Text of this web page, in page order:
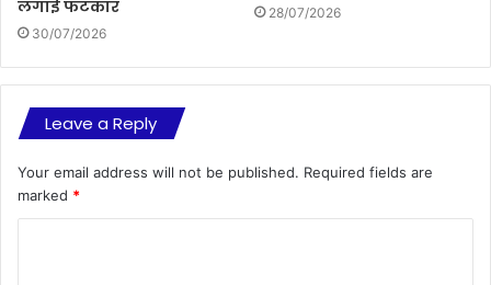
लगाई फटकार
30/07/2026
28/07/2026
Leave a Reply
Your email address will not be published. Required fields are
marked *